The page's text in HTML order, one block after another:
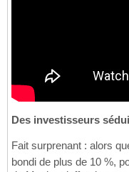
Des investisseurs
Fait surprenant : alors
bondi de plus de 10 %,